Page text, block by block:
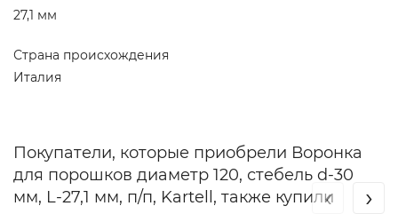
27,1 мм
Страна происхождения
Италия
Покупатели, которые приобрели Воронка
для порошков диаметр 120, стебель d-30
мм, L-27,1 мм, п/п, Kartell, также купили
‹ ›